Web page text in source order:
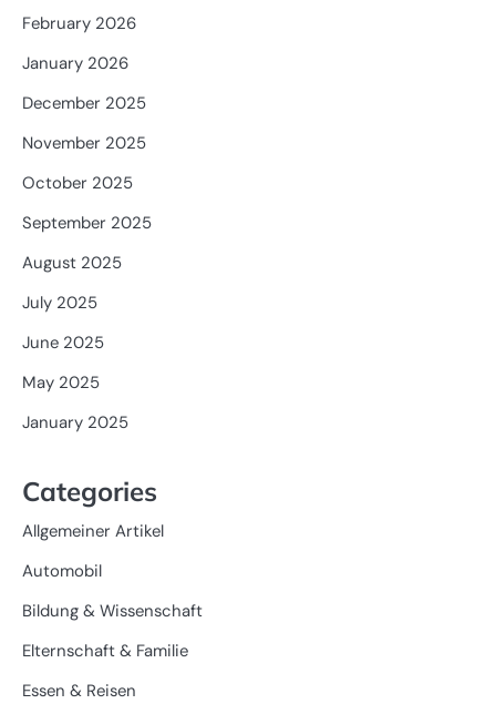
February 2026
January 2026
December 2025
November 2025
October 2025
September 2025
August 2025
July 2025
June 2025
May 2025
January 2025
Categories
Allgemeiner Artikel
Automobil
Bildung & Wissenschaft
Elternschaft & Familie
Essen & Reisen